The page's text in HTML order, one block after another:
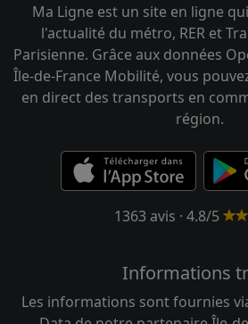
Ma Ligne est un site en ligne
l'actualité du métro, RER et
Parisienne. Grâce aux données
Île-de-France Mobilité, vous
en direct des transports en
région.
1363 avis · 4.8/5
Informations
Les informations sont fournies